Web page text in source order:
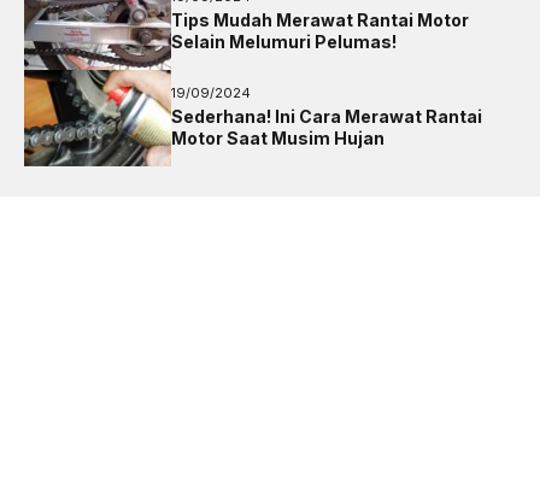
Tips Mudah Merawat Rantai Motor
Selain Melumuri Pelumas!
19/09/2024
Sederhana! Ini Cara Merawat Rantai
Motor Saat Musim Hujan